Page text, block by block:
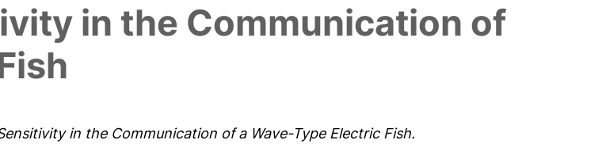
in the Communication of
in the Communication of a Wave-Type Electric Fish.